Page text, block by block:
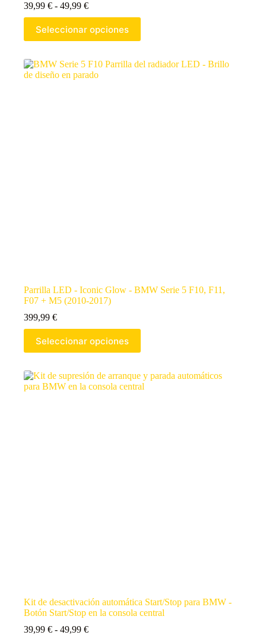
39,99 € - 49,99 €
Seleccionar opciones
Parrilla LED - Iconic Glow - BMW Serie 5 F10, F11,
F07 + M5 (2010-2017)
399,99 €
Seleccionar opciones
Kit de desactivación automática Start/Stop para BMW -
Botón Start/Stop en la consola central
39,99 € - 49,99 €